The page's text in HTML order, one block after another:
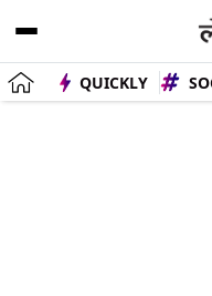
QUICKLY